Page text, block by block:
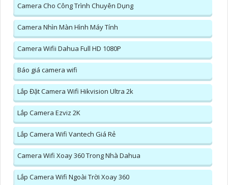
Camera Cho Công Trình Chuyên Dụng
Camera Nhìn Màn Hình Máy Tính
Camera Wifii Dahua Full HD 1080P
Báo giá camera wifi
Lắp Đặt Camera Wifi Hikvision Ultra 2k
Lắp Camera Ezviz 2K
Lắp Camera Wifi Vantech Giá Rẻ
Camera Wifi Xoay 360 Trong Nhà Dahua
Lắp Camera Wifi Ngoài Trời Xoay 360